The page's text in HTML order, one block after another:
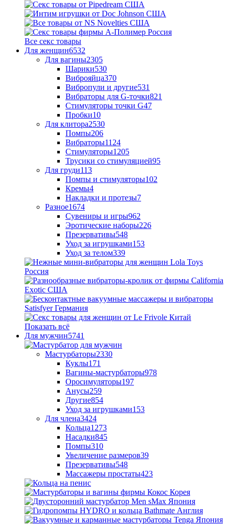
Все секс товары
Для женщин6532
Для вагины2305
Шарики530
Виброяйца370
Вибропули и другие531
Вибраторы для G-точки821
Стимуляторы точки G47
Пробки10
Для клитора2530
Помпы206
Вибраторы1124
Стимуляторы1205
Трусики со стимуляцией95
Для груди113
Помпы и стимуляторы102
Кремы4
Накладки и протезы7
Разное1674
Сувениры и игры962
Эротические наборы226
Презервативы548
Уход за игрушками153
Уход за телом339
Показать всё
Для мужчин5741
Мастурбаторы2330
Куклы171
Вагины-мастурбаторы978
Оросимуляторы197
Анусы259
Другие854
Уход за игрушками153
Для члена3424
Кольца1273
Насадки845
Помпы310
Увеличение размеров39
Презервативы548
Массажеры простаты423